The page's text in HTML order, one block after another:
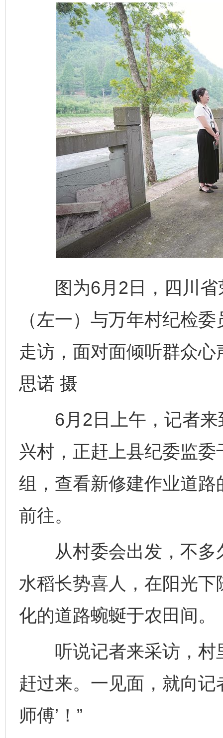
图为6月2日，四川省
（左一）与万年村纪检
走访，面对面倾听群众
思诺 摄
6月2日上午，记者来
兴村，正赶上县纪委监
组，查看新修建作业道
前往。
从村委会出发，不多
水稻长势喜人，在阳光
化的道路蜿蜒于农田间。
听说记者来采访，村
赶过来。一见面，就向记
师傅’！”